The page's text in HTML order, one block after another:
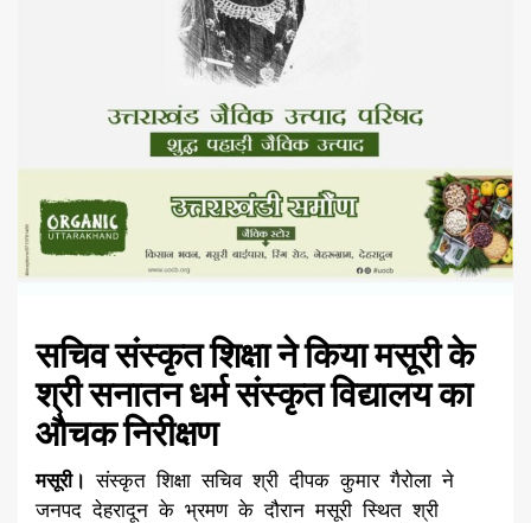
सचिव संस्कृत शिक्षा ने किया मसूरी के
श्री सनातन धर्म संस्कृत विद्यालय का
औचक निरीक्षण
मसूरी। संस्कृत शिक्षा सचिव श्री दीपक कुमार गैरोला ने
जनपद देहरादून के भ्रमण के दौरान मसूरी स्थित श्री